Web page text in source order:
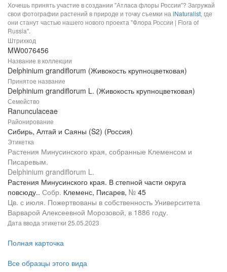
Хочешь принять участие в создании "Атласа флоры России"? Загружай
свои фотографии растений в природе и точку съемки наiNaturalist, где
они станут частью нашего нового проекта "Флора России | Flora of
Russia".
Штрихкод
MW0076456
Название в коллекции
Delphinium grandiflorum (Живокость крупноцветковая)
Принятое название
Delphinium grandiflorum L. (Живокость крупноцветковая)
Семейство
Ranunculaceae
Районирование
Сибирь, Алтай и Саяны (S2) (Россия)
Этикетка
Растения Минусинского края, собранные Клеменсом и
Писаревым.
Delphinium grandiflorum L.
Растения Минусинского края. В степной части округа
повсюду.. Собр. Клеменс, Писарев, № 45
Цв. с июля. Пожертвованы в собственность Университета
Варварой Алексеевной Морозовой, в 1886 году.
Дата ввода этикетки 25.05.2023
Полная карточка
Все образцы этого вида